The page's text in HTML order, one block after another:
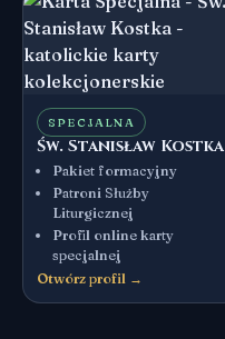
SPECJALNA
Św. Stanisław Kostka
Pakiet formacyjny
Patroni Służby
Liturgicznej
Profil online karty
specjalnej
Otwórz profil →